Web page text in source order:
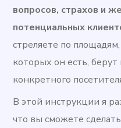
вопросов, страхов и
потенциальных
стреляете по
которых он есть,
конкретного
В этой инструкции я
что вы сможете